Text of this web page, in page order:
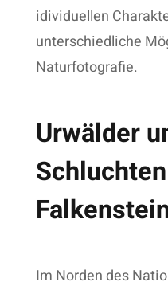
idividuellen
unterschiedliche
Naturfotografie.
Urwälder
Im Norden des